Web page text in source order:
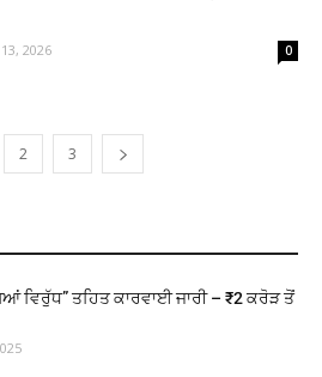
2026 0
2 3
ਵਿਰੁੱਧ” ਤਹਿਤ ਕਾਰਵਾਈ ਜਾਰੀ – ₹2 ਕਰੋੜ ਤੋਂ